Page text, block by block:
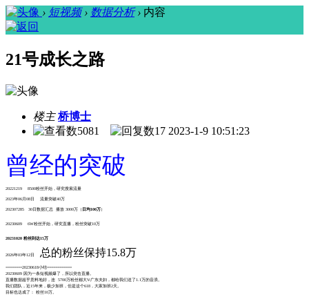
› 短视频 › 数据分析 › 内容
21号成长之路
楼主 桥博士
5081
17 2023-1-9 10:51:23
曾经的突破
20221219 8500粉丝开始，研究搜索流量
2023年06月08日 流量突破40万
202307285 30日数据汇总 播放 3000万（ 日均100万）
20230609 6W粉丝开始，研究直播，粉丝突破10万
20231020 粉丝到达15万
2026年03年12日 总的粉丝保持15.8万
========20230618小结============
20230609 因为一条短视频爆了，所以突击直播。
直播数据超乎意料地好，连 5700万粉丝都大V-广东夫妇，都给我们送了1.1万的音浪。
我们团队，近15年来，极少加班，但是这个618，大家加班2天。
目标也达成了： 粉丝10万。